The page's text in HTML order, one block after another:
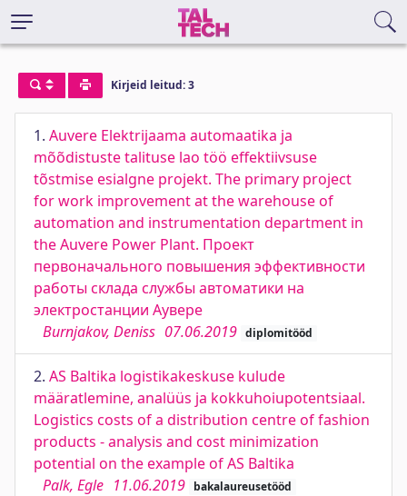
Kirjeid leitud: 3
1. Auvere Elektrijaama automaatika ja
mõõdistuste talituse lao töö effektiivsuse
tõstmise esialgne projekt. The primary project
for work improvement at the warehouse of
automation and instrumentation department in
the Auvere Power Plant. Проект
первоначального повышения эффективности
работы склада службы автоматики на
электростанции Аувере
Burnjakov, Deniss 07.06.2019 diplomitööd
2. AS Baltika logistikakeskuse kulude
määratlemine, analüüs ja kokkuhoiupotentsiaal.
Logistics costs of a distribution centre of fashion
products - analysis and cost minimization
potential on the example of AS Baltika
Palk, Egle 11.06.2019 bakalaureusetööd